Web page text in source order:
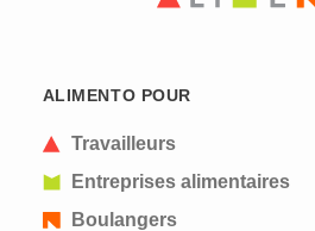
ALIMENTO POUR
Travailleurs
Entreprises alimentaires
Boulangers